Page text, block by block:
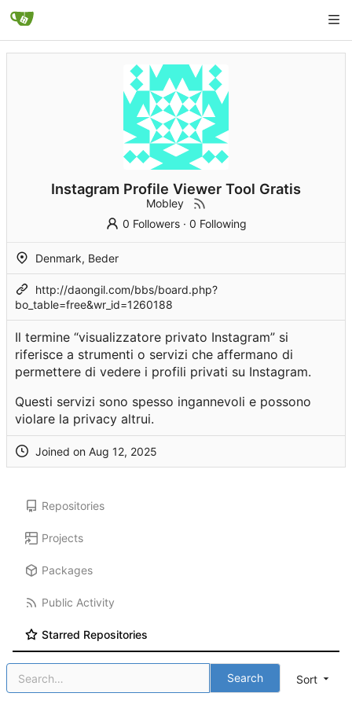
Instagram Profile Viewer Tool Gratis
Mobley
0 Followers· 0 Following
Denmark, Beder
http://daongil.com/bbs/board.php?
bo_table=free&wr_id=1260188
Il termine “visualizzatore privato Instagram” si
riferisce a strumenti o servizi che affermano di
permettere di vedere i profili privati su Instagram.
Questi servizi sono spesso ingannevoli e possono
violare la privacy altrui.
Joined on
Repositories
Projects
Packages
Public Activity
Starred Repositories
Sort
Search